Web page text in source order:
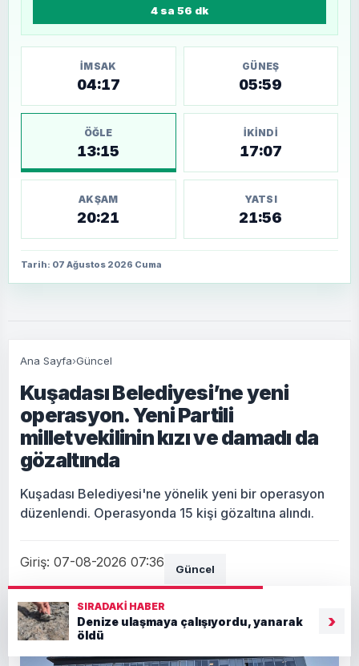
4 sa 56 dk
İMSAK
04:17
GÜNEŞ
05:59
ÖĞLE
13:15
İKINDI
17:07
AKŞAM
20:21
YATSI
21:56
Tarih: 07 Ağustos 2026 Cuma
Ana Sayfa›Güncel
Kuşadası Belediyesi’ne yeni
operasyon. Yeni Partili
milletvekilinin kızı ve damadı da
gözaltında
Kuşadası Belediyesi'ne yönelik yeni bir operasyon
düzenlendi. Operasyonda 15 kişi gözaltına alındı.
Giriş: 07-08-2026 07:36 Güncel
SIRADAKI HABER
Denize ulaşmaya çalışıyordu, yanarak
öldü
›